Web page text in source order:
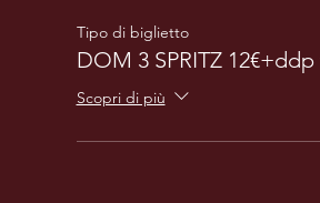
Tipo di biglietto
DOM 3 SPRITZ
Scopri di più